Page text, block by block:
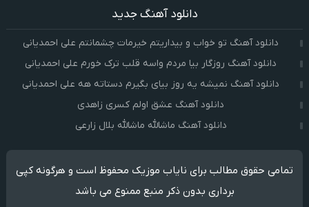
دانلود آهنگ جدید
دانلود آهنگ تو خواب و بیداریتم خیرمات چشمانتم علی احمدیانی
دانلود آهنگ روزگار بیا مردم واسه قلب ترک خورم علی احمدیانی
دانلود آهنگ نمیشه یه روز بیای بگیرم دستاته هه علی احمدیانی
دانلود آهنگ عشق اولم کسری زاهدی
دانلود آهنگ ماشالله ماشالله بلال زارعی
تمامی حقوق مطالب برای نایاب موزیک محفوظ است و هرگونه کپی
برداری بدون ذکر منبع ممنوع می باشد